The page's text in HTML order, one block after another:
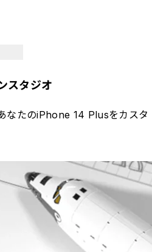
スタジオ
なたのiPhone 14 Plusをカスタ